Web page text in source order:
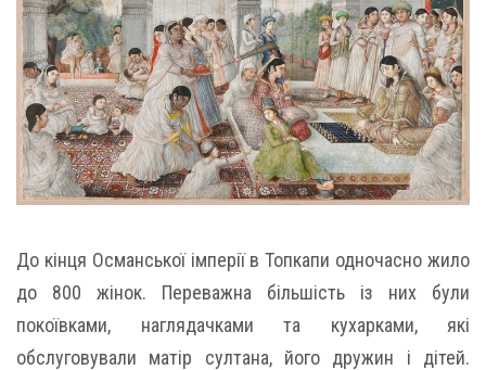
До кінця Османської імперії в Топкапи одночасно жило
до 800 жінок. Переважна більшість із них були
покоївками, наглядачками та кухарками, які
обслуговували матір султана, його дружин і дітей.